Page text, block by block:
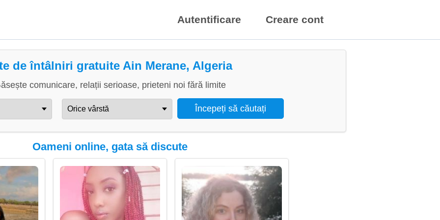
Autentificare Creare cont
de întâlniri gratuite Ain Merane, Algeria
comunicare, relații serioase, prieteni noi fără limite
Oameni online, gata să discute